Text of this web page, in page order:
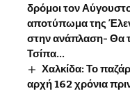
δρόμοι τον
αποτύπωμα της
στην ανάπλαση- Θα
Τσίπα…
Χαλκίδα: Το
αρχή 162 χρόνια